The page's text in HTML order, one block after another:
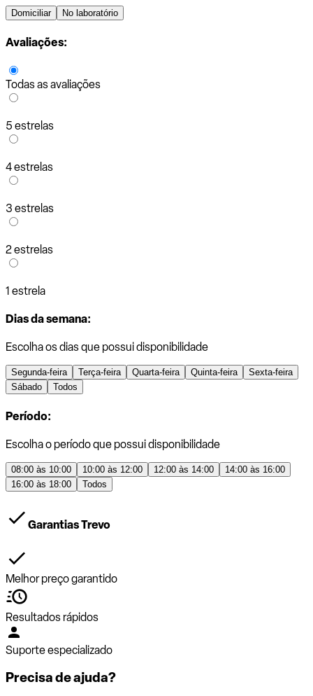
Domiciliar No laboratório
Avaliações:
Todas as avaliações
5 estrelas
4 estrelas
3 estrelas
2 estrelas
1 estrela
Dias da semana:
Escolha os dias que possui disponibilidade
Segunda-feira Terça-feira Quarta-feira Quinta-feira
Sexta-feira
Sábado
Todos
Período:
Escolha o período que possui disponibilidade
08:00 às 10:00 10:00 às 12:00 12:00 às 14:00
14:00 às 16:00
16:00 às 18:00
Todos
Garantias Trevo
Melhor preço garantido
Resultados rápidos
Suporte especializado
Precisa de ajuda?